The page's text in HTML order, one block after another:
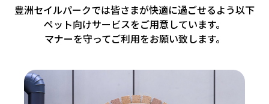
豊洲セイルパークでは皆さまが快適に過ごせるよう以下
ペット向けサービスをご用意しています。
マナーを守ってご利用をお願い致します。